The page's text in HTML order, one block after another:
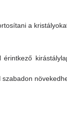
a